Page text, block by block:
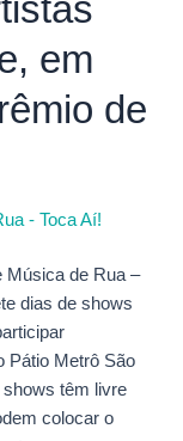
em
de
Música de Rua –
dias de shows
Pátio Metrô São
shows têm livre
colocar o